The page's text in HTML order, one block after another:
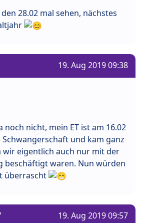
28.02 mal sehen, nächstes
19. Aug 2019 09:38
noch nicht, mein ET ist am 16.02
Schwangerschaft und kam ganz
wir eigentlich auch nur mit der
beschäftigt waren. Nun würden
überrascht
19. Aug 2019 09:57